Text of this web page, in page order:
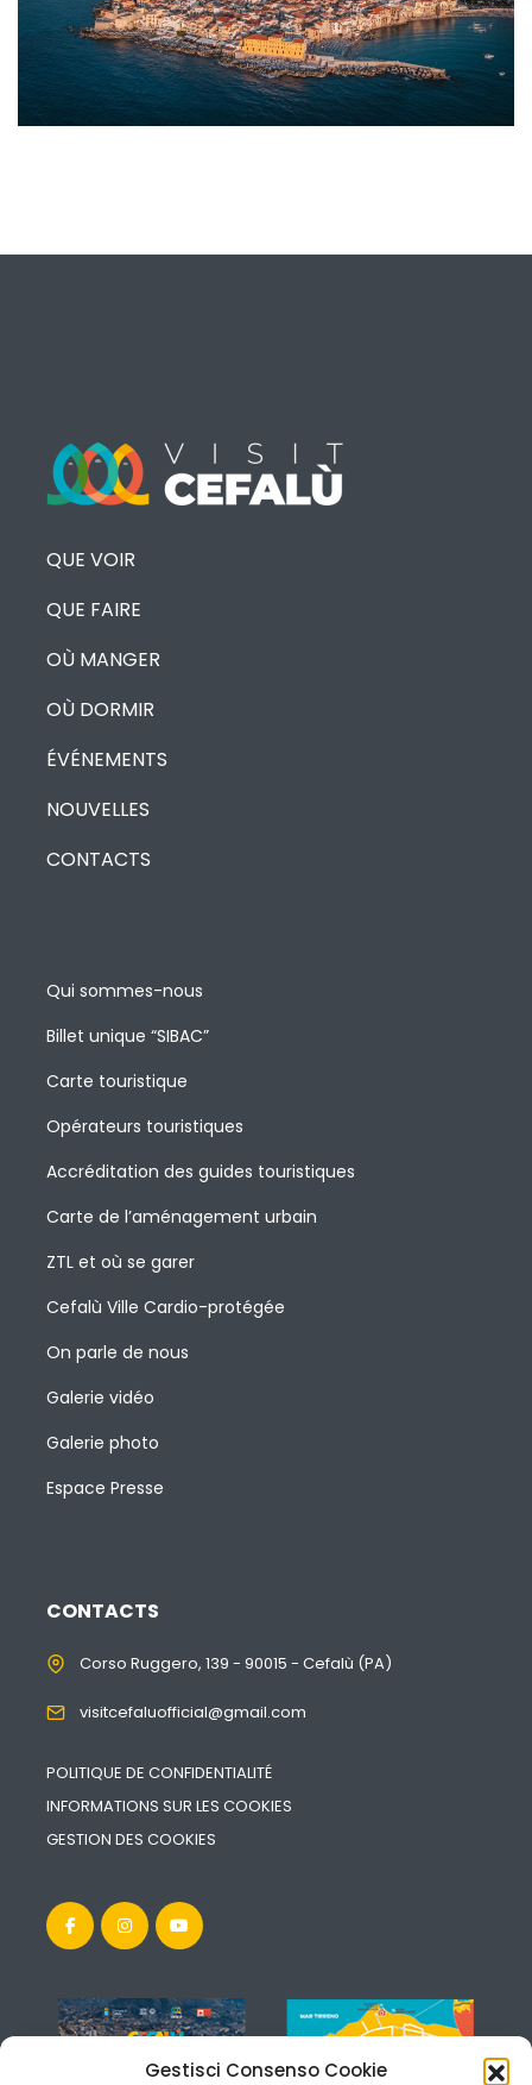
Gestisci Consenso Cookie
QUE VOIR
QUE FAIRE
OÙ MANGER
OÙ DORMIR
ÉVÉNEMENTS
NOUVELLES
CONTACTS
Qui sommes-nous
Billet unique “SIBAC”
Carte touristique
Opérateurs touristiques
Accréditation des guides touristiques
Carte de l’aménagement urbain
ZTL et où se garer
Cefalù Ville Cardio-protégée
On parle de nous
Galerie vidéo
Galerie photo
Espace Presse
CONTACTS
Corso Ruggero, 139 - 90015 - Cefalù (PA)
visitcefaluofficial@gmail.com
POLITIQUE DE CONFIDENTIALITÉ
INFORMATIONS SUR LES COOKIES
GESTION DES COOKIES